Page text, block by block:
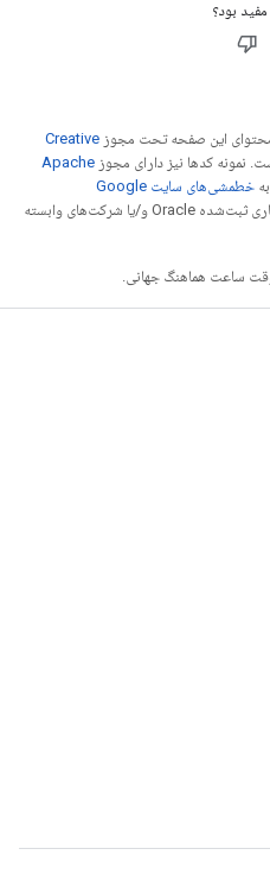
بود؟
این صفحه تحت مجوز Creative
نمونه کدها نیز دارای مجوز Apache
خطمشی‌های سایت Google
مراجعه کنید. جاوا علامت تجاری ثبت‌شده Oracle و/یا شرکت‌های وابسته